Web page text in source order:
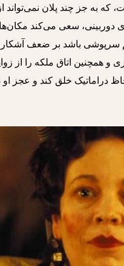
که به جز چند پلان نمی‌تواند
دوربینی، سعی می‌کند
سرپوشی باشد بر ضعف آشکار
و همچنین اتاق ملکه را از
دراماتیک خلق کند و عجز